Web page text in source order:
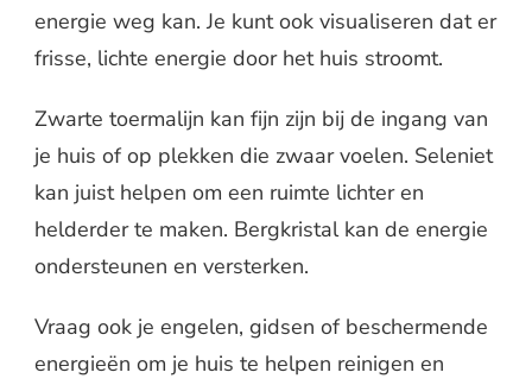
energie weg kan. Je kunt ook visualiseren dat er
frisse, lichte energie door het huis stroomt.
Zwarte toermalijn kan fijn zijn bij de ingang van
je huis of op plekken die zwaar voelen. Seleniet
kan juist helpen om een ruimte lichter en
helderder te maken. Bergkristal kan de energie
ondersteunen en versterken.
Vraag ook je engelen, gidsen of beschermende
energieën om je huis te helpen reinigen en